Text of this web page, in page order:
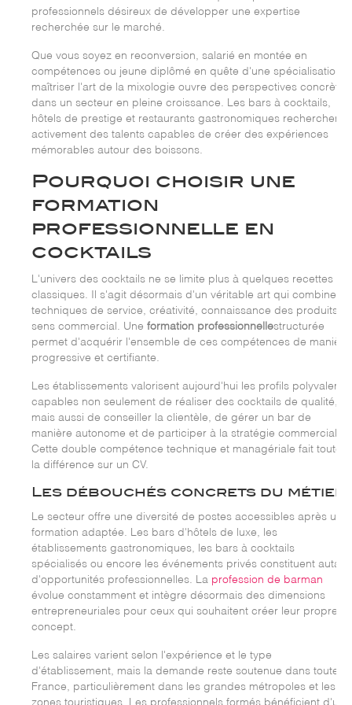
professionnels désireux de développer une expertise
recherchée sur le marché.
Que vous soyez en reconversion, salarié en montée en
compétences ou jeune diplômé en quête d'une spécialisation,
maîtriser l'art de la mixologie ouvre des perspectives concrètes
dans un secteur en pleine croissance. Les bars à cocktails,
hôtels de prestige et restaurants gastronomiques recherchent
activement des talents capables de créer des expériences
mémorables autour des boissons.
Pourquoi choisir une
formation
professionnelle en
cocktails
L'univers des cocktails ne se limite plus à quelques recettes
classiques. Il s'agit désormais d'un véritable art qui combine
techniques de service, créativité, connaissance des produits et
sens commercial. Une formation professionnellestructurée
permet d'acquérir l'ensemble de ces compétences de manière
progressive et certifiante.
Les établissements valorisent aujourd'hui les profils polyvalents,
capables non seulement de réaliser des cocktails de qualité,
mais aussi de conseiller la clientèle, de gérer un bar de
manière autonome et de participer à la stratégie commerciale.
Cette double compétence technique et managériale fait toute
la différence sur un CV.
Les débouchés concrets du métier
Le secteur offre une diversité de postes accessibles après une
formation adaptée. Les bars d'hôtels de luxe, les
établissements gastronomiques, les bars à cocktails
spécialisés ou encore les événements privés constituent autant
d'opportunités professionnelles. La profession de barman
évolue constamment et intègre désormais des dimensions
entrepreneuriales pour ceux qui souhaitent créer leur propre
concept.
Les salaires varient selon l'expérience et le type
d'établissement, mais la demande reste soutenue dans toute la
France, particulièrement dans les grandes métropoles et les
zones touristiques. Les professionnels formés bénéficient d'une